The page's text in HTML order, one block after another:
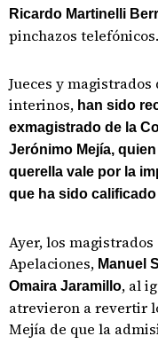
Ricardo Martinelli
pinchazos telefónicos.
Jueces y magistrados
interinos, han sido
exmagistrado de la
Jerónimo Mejía,
querella vale por la
que ha sido
Ayer, los
Apelaciones, Manuel
Omaira Jaramillo, al
atrevieron a revertir
Mejía de que la